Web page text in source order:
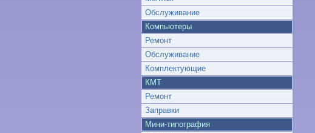
Обслуживание
Компьютеры
Ремонт
Обслуживание
Комплектующие
КМТ
Ремонт
Заправки
Мини-типография